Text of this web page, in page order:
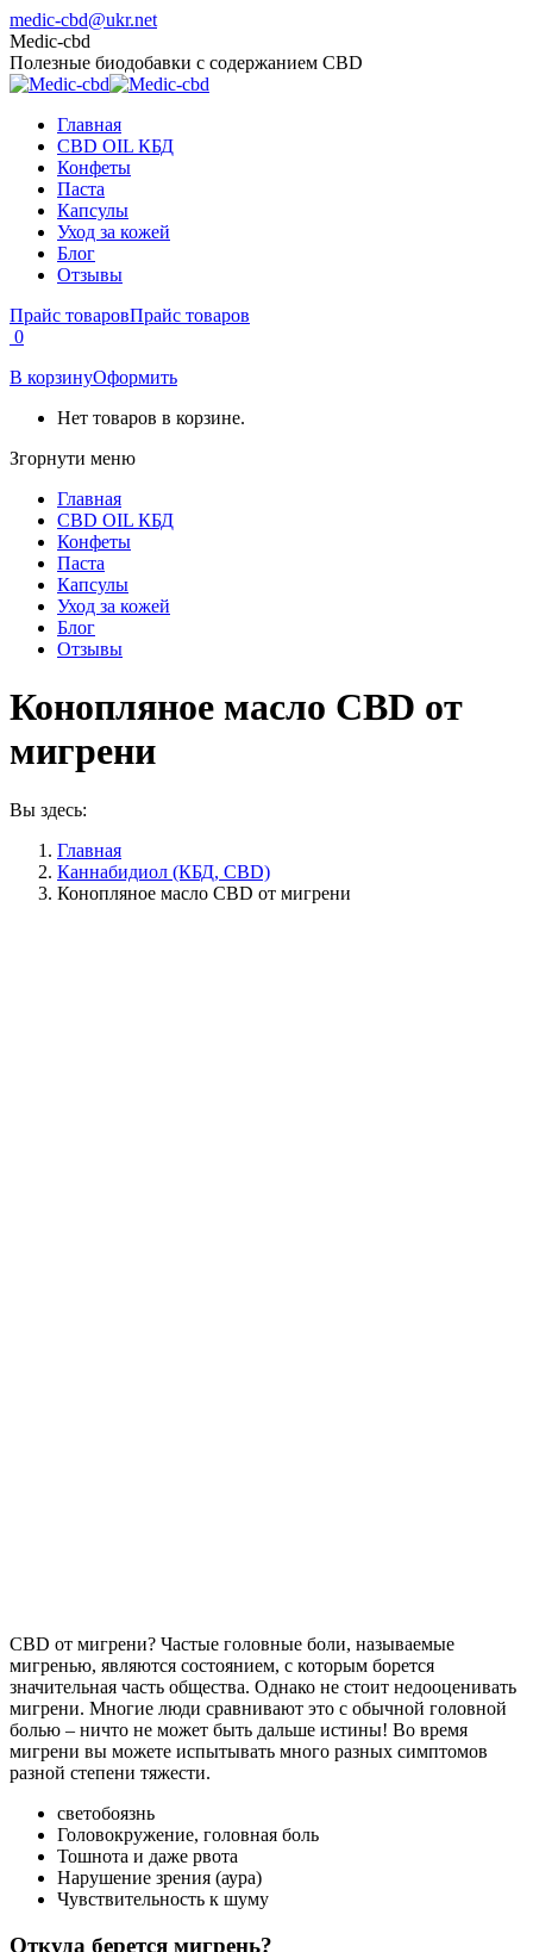
Перейти
к
содержанию
medic-cbd@ukr.net
Страница
Facebook
открывается
новом
окне
Страница
Instagram
открывается
новом
окне
Medic-cbd
Полезные биодобавки с содержанием CBD
Главная
CBD OIL КБД
Конфеты
Паста
Капсулы
Уход за кожей
Блог
Отзывы
Прайс товаровПрайс товаров
0
В корзинуОформить
Нет товаров в корзине.
Згорнути меню
Главная
CBD OIL КБД
Конфеты
Паста
Капсулы
Уход за кожей
Блог
Отзывы
Конопляное масло CBD от
мигрени
Вы здесь:
Главная
Каннабидиол (КБД, CBD)
Конопляное масло CBD от мигрени
CBD от мигрени? Частые головные боли, называемые
мигренью, являются состоянием, с которым борется
значительная часть общества. Однако не стоит недооценивать
мигрени. Многие люди сравнивают это с обычной головной
болью – ничто не может быть дальше истины! Во время
мигрени вы можете испытывать много разных симптомов
разной степени тяжести.
светобоязнь
Головокружение, головная боль
Тошнота и даже рвота
Нарушение зрения (аура)
Чувствительность к шуму
Откуда берется мигрень?